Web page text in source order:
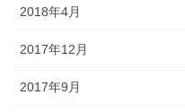
2018年4月
2017年12月
2017年9月